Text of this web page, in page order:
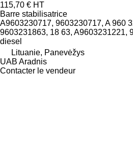
115,70 € HT
Barre stabilisatrice
A9603230717, 9603230717, A 960
9603231863, 18 63, A9603231221,
diesel
Lituanie, Panevėžys
UAB Aradnis
Contacter le vendeur